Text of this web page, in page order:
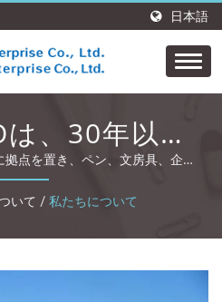
日本語
、30年以上
持つカスタム
トを製作して
す。
点を置き、ペン、文房具、企業
としています。
いて / 私たちについて